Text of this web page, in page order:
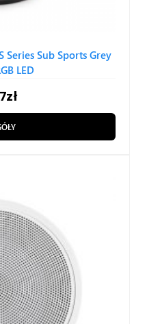
Series Sub Sports Grey
LED
zł